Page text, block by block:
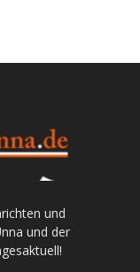
und
und der